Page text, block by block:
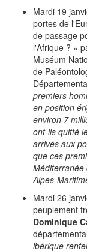
Mardi 19
portes de
de passage
l'Afrique ? »
Muséum
de
premiers
en position
environ 7
ont-ils quitté
arrivés aux
que ces
Méditerranée
Alpes-
Mardi 26
peuplement
Dominique
ibérique